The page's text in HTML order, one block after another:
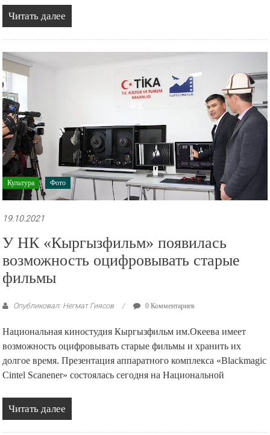
Читать далее
Культура Фото
19.10.2021
У НК «Кыргызфильм» появилась
возможность оцифровывать старые
фильмы
Опубликовал: Негмат Гиясов 0 Комментариев
Национальная киностудия Кыргызфильм им.Океева имеет
возможность оцифровывать старые фильмы и хранить их
долгое время. Презентация аппаратного комплекса «Blackmagic
Cintel Scanener» состоялась сегодня на Национальной
Читать далее